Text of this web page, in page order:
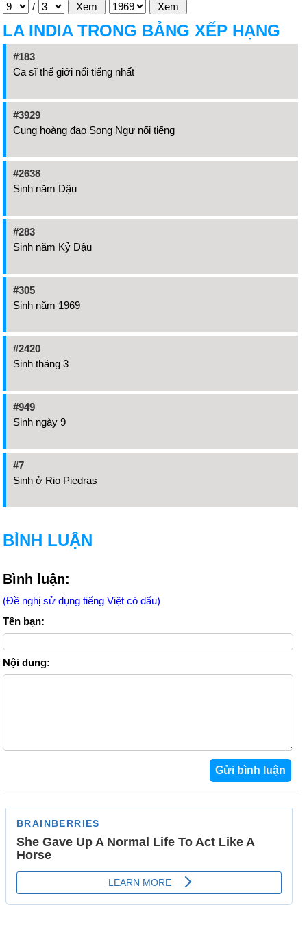
/
LA INDIA TRONG BẢNG XẾP HẠNG
#183
Ca sĩ thế giới nổi tiếng nhất
#3929
Cung hoàng đạo Song Ngư nổi tiếng
#2638
Sinh năm Dậu
#283
Sinh năm Kỷ Dậu
#305
Sinh năm 1969
#2420
Sinh tháng 3
#949
Sinh ngày 9
#7
Sinh ở Rio Piedras
BÌNH LUẬN
Bình luận:
(Đề nghị sử dụng tiếng Việt có dấu)
Tên bạn:
Nội dung: